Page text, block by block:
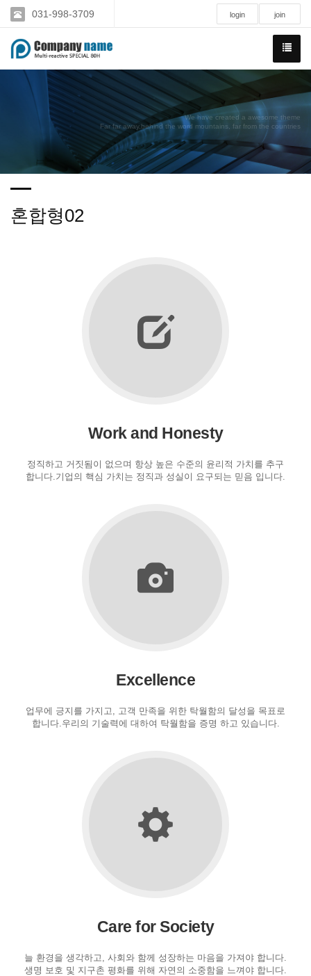
031-998-3709 login join
We have created a awesome theme
Far far away,behind the word mountains, far from the countries
혼합형02
Work and Honesty
정직하고 거짓됨이 없으며 항상 높은 수준의 윤리적 가치를 추구
합니다.기업의 핵심 가치는 정직과 성실이 요구되는 믿음 입니다.
Excellence
업무에 긍지를 가지고, 고객 만족을 위한 탁월함의 달성을 목표로
합니다.우리의 기술력에 대하여 탁월함을 증명 하고 있습니다.
Care for Society
늘 환경을 생각하고, 사회와 함께 성장하는 마음을 가져야 합니다.
생명 보호 및 지구촌 평화를 위해 자연의 소중함을 느껴야 합니다.